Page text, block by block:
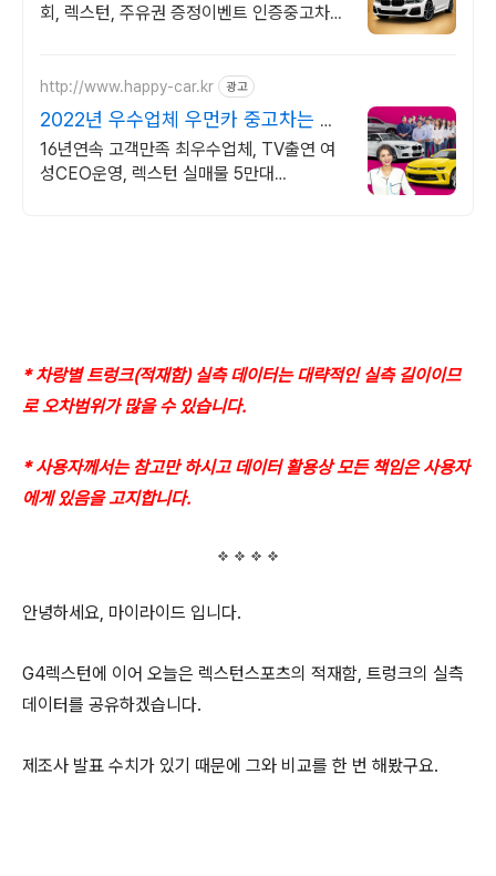
회, 렉스턴, 주유권 증정이벤트 인증중고차 7
http://www.happy-car.kr 광고
2022년 우수업체 우먼카 중고차는 최
우수모범업체에서!
16년연속 고객만족 최우수업체, TV출연 여
성CEO운영, 렉스턴 실매물 5만대
* 차랑별 트렁크(적재함) 실측 데이터는 대략적인 실측 길이이므
로 오차범위가 많을 수 있습니다.
* 사용자께서는 참고만 하시고 데이터 활용상 모든 책임은 사용자
에게 있음을 고지합니다.
안녕하세요, 마이라이드 입니다.
G4렉스턴에 이어 오늘은 렉스턴스포츠의 적재함, 트렁크의 실측
데이터를 공유하겠습니다.
제조사 발표 수치가 있기 때문에 그와 비교를 한 번 해봤구요.